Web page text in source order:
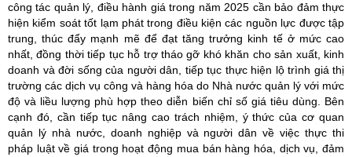
công tác quản lý, điều hành giá trong năm 2025 cần bảo đảm thực
hiện kiểm soát tốt lạm phát trong điều kiện các nguồn lực được tập
trung, thúc đẩy mạnh mẽ để đạt tăng trưởng kinh tế ở mức cao
nhất, đồng thời tiếp tục hỗ trợ tháo gỡ khó khăn cho sản xuất, kinh
doanh và đời sống của người dân, tiếp tục thực hiện lộ trình giá thị
trường các dịch vụ công và hàng hóa do Nhà nước quản lý với mức
độ và liều lượng phù hợp theo diễn biến chỉ số giá tiêu dùng. Bên
cạnh đó, cần tiếp tục nâng cao trách nhiệm, ý thức của cơ quan
quản lý nhà nước, doanh nghiệp và người dân về việc thực thi
pháp luật về giá trong hoạt động mua bán hàng hóa, dịch vụ, đảm